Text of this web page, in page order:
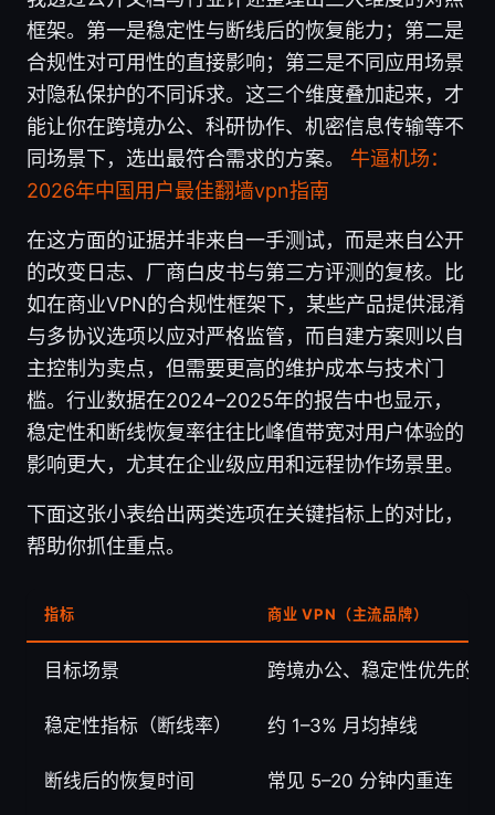
框架。第一是稳定性与断线后的恢复能力；第二是
合规性对可用性的直接影响；第三是不同应用场景
对隐私保护的不同诉求。这三个维度叠加起来，才
能让你在跨境办公、科研协作、机密信息传输等不
同场景下，选出最符合需求的方案。 牛逼机场：
2026年中国用户最佳翻墙vpn指南
在这方面的证据并非来自一手测试，而是来自公开
的改变日志、厂商白皮书与第三方评测的复核。比
如在商业VPN的合规性框架下，某些产品提供混淆
与多协议选项以应对严格监管，而自建方案则以自
主控制为卖点，但需要更高的维护成本与技术门
槛。行业数据在2024–2025年的报告中也显示，
稳定性和断线恢复率往往比峰值带宽对用户体验的
影响更大，尤其在企业级应用和远程协作场景里。
下面这张小表给出两类选项在关键指标上的对比，
帮助你抓住重点。
指标 商业 VPN（主流品牌）
目标场景 跨境办公、稳定性优先的
稳定性指标（断线率） 约 1–3% 月均掉线
断线后的恢复时间 常见 5–20 分钟内重连